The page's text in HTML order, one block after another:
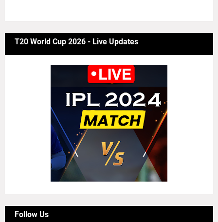
T20 World Cup 2026 - Live Updates
Follow Us